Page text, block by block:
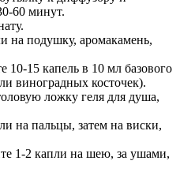
60 минут.
на подушку, аромакамень,
10-15 капель в 10 мл базового
виноградных косточек).
ложку геля для душа,
на пальцы, затем на виски,
1-2 капли на шею, за ушами,